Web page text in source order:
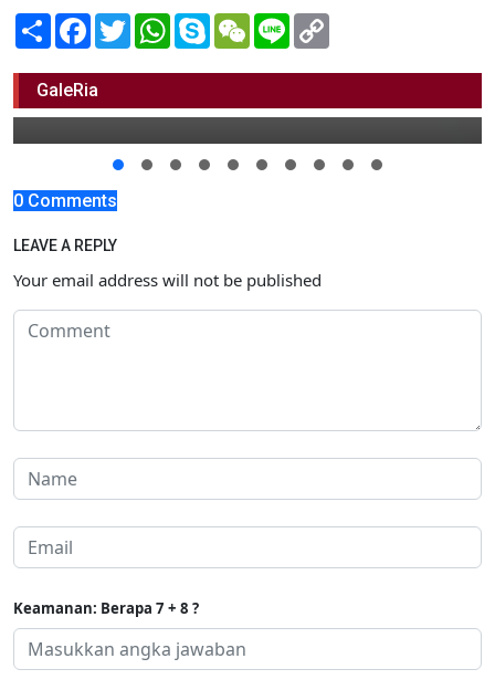
Share Facebook
TwitterWhatsApp
SkypeWeChatLine
GaleRia
9.000 Lebih Muslimat NU Hadir di Ponpes
Attanwir
27 September 2024 16:00
0 Comments
LEAVE A REPLY
Your email address will not be published
Keamanan: Berapa 7 + 8 ?